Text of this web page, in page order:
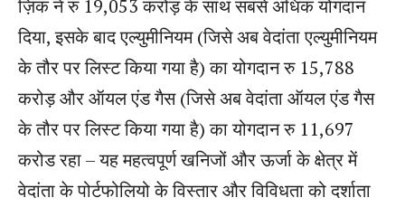
ज़िंक ने रु 19,053 करोड़ के साथ सबसे अधिक योगदान
दिया, इसके बाद एल्युमीनियम (जिसे अब वेदांता एल्युमीनियम
के तौर पर लिस्ट किया गया है) का योगदान रु 15,788
करोड़ और ऑयल एंड गैस (जिसे अब वेदांता ऑयल एंड गैस
के तौर पर लिस्ट किया गया है) का योगदान रु 11,697
करोड रहा – यह महत्वपूर्ण खनिजों और ऊर्जा के क्षेत्र में
वेदांता के पोर्टफोलियो के विस्तार और विविधता को दर्शाता